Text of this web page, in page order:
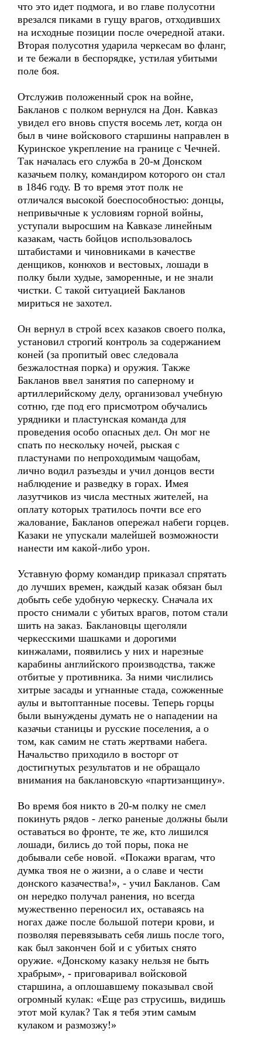
что это идет подмога, и во главе полусотни
врезался пиками в гущу врагов, отходивших
на исходные позиции после очередной атаки.
Вторая полусотня ударила черкесам во фланг,
и те бежали в беспорядке, устилая убитыми
поле боя.
Отслужив положенный срок на войне,
Бакланов с полком вернулся на Дон. Кавказ
увидел его вновь спустя восемь лет, когда он
был в чине войскового старшины направлен в
Куринское укрепление на границе с Чечней.
Так началась его служба в 20-м Донском
казачьем полку, командиром которого он стал
в 1846 году. В то время этот полк не
отличался высокой боеспособностью: донцы,
непривычные к условиям горной войны,
уступали выросшим на Кавказе линейным
казакам, часть бойцов использовалось
штабистами и чиновниками в качестве
денщиков, конюхов и вестовых, лошади в
полку были худые, заморенные, и не знали
чистки. С такой ситуацией Бакланов
мириться не захотел.
Он вернул в строй всех казаков своего полка,
установил строгий контроль за содержанием
коней (за пропитый овес следовала
безжалостная порка) и оружия. Также
Бакланов ввел занятия по саперному и
артиллерийскому делу, организовал учебную
сотню, где под его присмотром обучались
урядники и пластунская команда для
проведения особо опасных дел. Он мог не
спать по нескольку ночей, рыская с
пластунами по непроходимым чащобам,
лично водил разъезды и учил донцов вести
наблюдение и разведку в горах. Имея
лазутчиков из числа местных жителей, на
оплату которых тратилось почти все его
жалование, Бакланов опережал набеги горцев.
Казаки не упускали малейшей возможности
нанести им какой-либо урон.
Уставную форму командир приказал спрятать
до лучших времен, каждый казак обязан был
добыть себе удобную черкеску. Сначала их
просто снимали с убитых врагов, потом стали
шить на заказ. Баклановцы щеголяли
черкесскими шашками и дорогими
кинжалами, появились у них и нарезные
карабины английского производства, также
отбитые у противника. За ними числились
хитрые засады и угнанные стада, сожженные
аулы и вытоптанные посевы. Теперь горцы
были вынуждены думать не о нападении на
казачьи станицы и русские поселения, а о
том, как самим не стать жертвами набега.
Начальство приходило в восторг от
достигнутых результатов и не обращало
внимания на баклановскую «партизанщину».
Во время боя никто в 20-м полку не смел
покинуть рядов - легко раненые должны были
оставаться во фронте, те же, кто лишился
лошади, бились до той поры, пока не
добывали себе новой. «Покажи врагам, что
думка твоя не о жизни, а о славе и чести
донского казачества!», - учил Бакланов. Сам
он нередко получал ранения, но всегда
мужественно переносил их, оставаясь на
ногах даже после большой потери крови, и
позволяя перевязывать себя лишь после того,
как был закончен бой и с убитых снято
оружие. «Донскому казаку нельзя не быть
храбрым», - приговаривал войсковой
старшина, а оплошавшему показывал свой
огромный кулак: «Еще раз струсишь, видишь
этот мой кулак? Так я тебя этим самым
кулаком и размозжу!»